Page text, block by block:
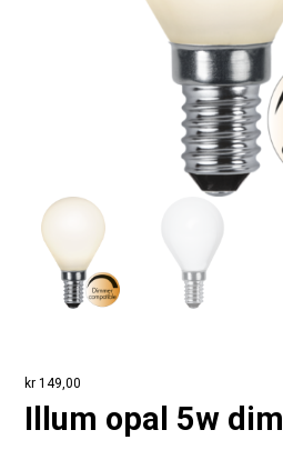
kr 149,00
Illum opal 5w dim